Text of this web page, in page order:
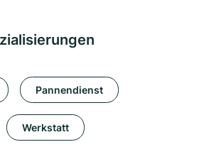
Pannendienst
Werkstatt